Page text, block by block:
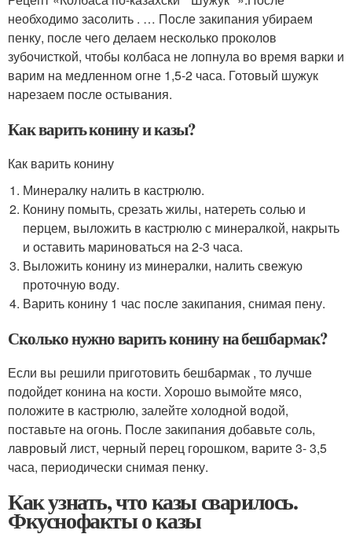
необходимо засолить . … После закипания убираем
пенку, после чего делаем несколько проколов
зубочисткой, чтобы колбаса не лопнула во время варки и
варим на медленном огне 1,5-2 часа. Готовый шужук
нарезаем после остывания.
Как варить конину и казы?
Как варить конину
Минералку налить в кастрюлю.
Конину помыть, срезать жилы, натереть солью и
перцем, выложить в кастрюлю с минералкой, накрыть
и оставить мариноваться на 2-3 часа.
Выложить конину из минералки, налить свежую
проточную воду.
Варить конину 1 час после закипания, снимая пену.
Сколько нужно варить конину на бешбармак?
Если вы решили приготовить бешбармак , то лучше
подойдет конина на кости. Хорошо вымойте мясо,
положите в кастрюлю, залейте холодной водой,
поставьте на огонь. После закипания добавьте соль,
лавровый лист, черный перец горошком, варите 3- 3,5
часа, периодически снимая пенку.
Как узнать, что казы сварилось.
Фкуснофакты о казы